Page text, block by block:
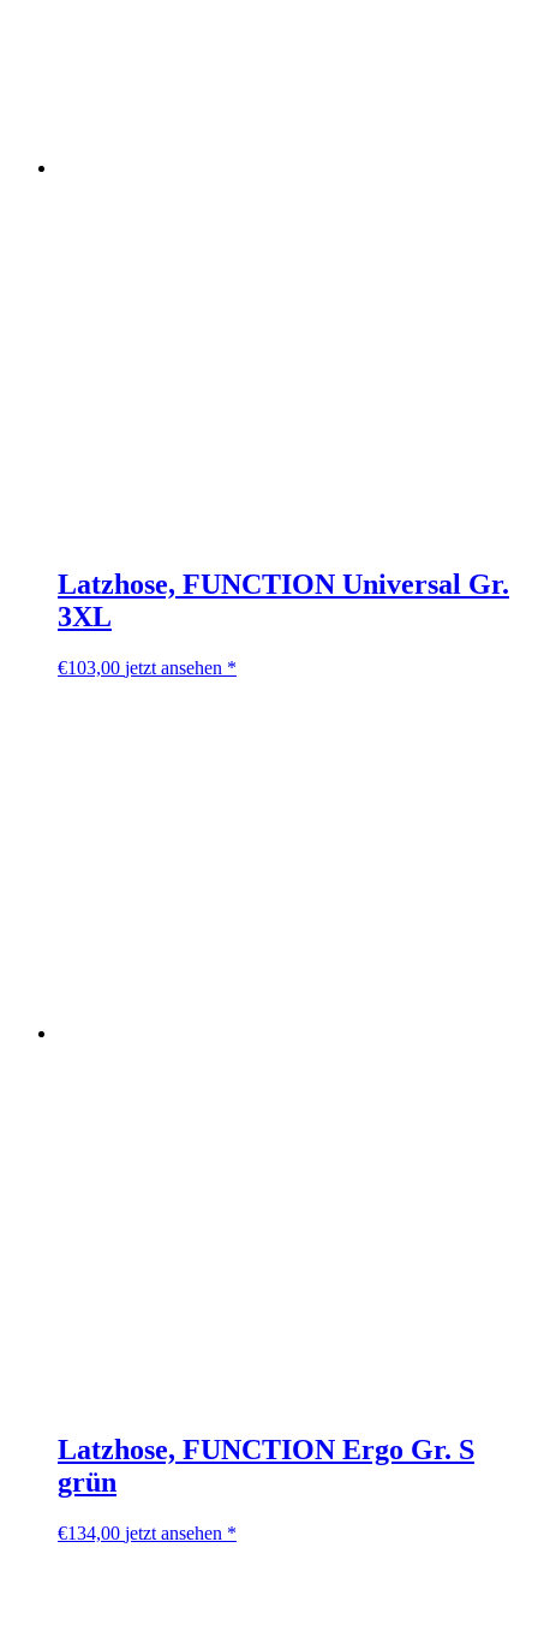
Latzhose, FUNCTION Universal Gr.
3XL
€103,00 jetzt ansehen *
Latzhose, FUNCTION Ergo Gr. S
grün
€134,00 jetzt ansehen *